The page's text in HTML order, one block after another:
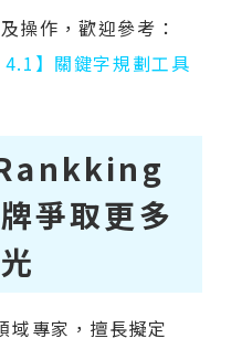
操作，歡迎參考：
】關鍵字規劃工具
爭取更多
專家，擅長擬定